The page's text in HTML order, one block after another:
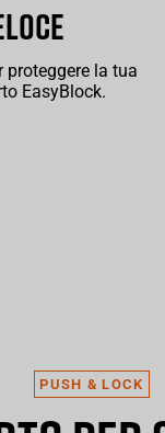
proteggere la tua
EasyBlock.
PUSH & LOCK